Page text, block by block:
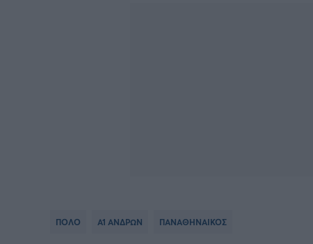
ΠΟΛΟ Α1 ΑΝΔΡΩΝ ΠΑΝΑΘΗΝΑΙΚΟΣ